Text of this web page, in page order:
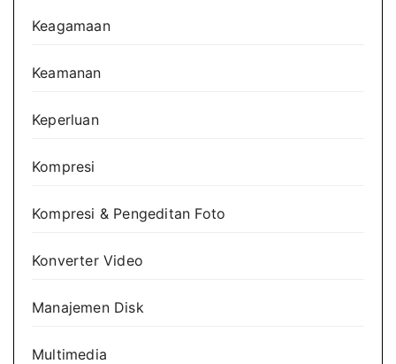
Keagamaan
Keamanan
Keperluan
Kompresi
Kompresi & Pengeditan Foto
Konverter Video
Manajemen Disk
Multimedia